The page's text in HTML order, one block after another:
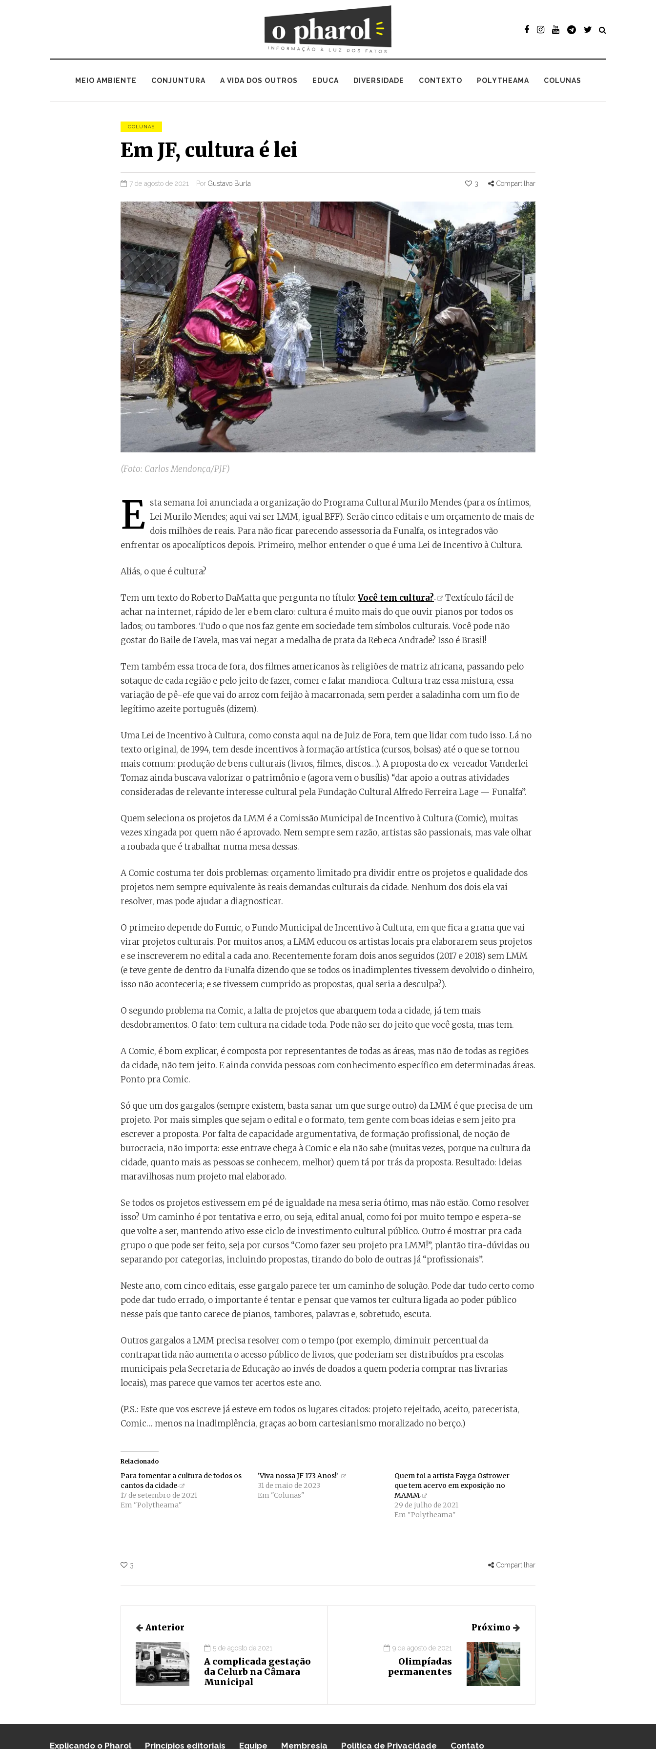
MEIO AMBIENTE CONJUNTURA A VIDA DOS OUTROS EDUCA DIVERSIDADE CONTEXTO POLYTHEAMA COLUNAS
COLUNAS
Em JF, cultura é lei
7 de agosto de 2021 Por Gustavo Burla 3 Compartilhar
(Foto: Carlos Mendonça/PJF)
E sta semana foi anunciada a organização do Programa Cultural Murilo Mendes (para os íntimos,
Lei Murilo Mendes; aqui vai ser LMM, igual BFF). Serão cinco editais e um orçamento de mais de
dois milhões de reais. Para não ficar parecendo assessoria da Funalfa, os integrados vão
enfrentar os apocalípticos depois. Primeiro, melhor entender o que é uma Lei de Incentivo à Cultura.
Aliás, o que é cultura?
Tem um texto do Roberto DaMatta que pergunta no título: Você tem cultura?
Textículo fácil de
achar na internet, rápido de ler e bem claro: cultura é muito mais do que ouvir pianos por todos os
lados; ou tambores. Tudo o que nos faz gente em sociedade tem símbolos culturais. Você pode não
gostar do Baile de Favela, mas vai negar a medalha de prata da Rebeca Andrade? Isso é Brasil!
Tem também essa troca de fora, dos filmes americanos às religiões de matriz africana, passando pelo
sotaque de cada região e pelo jeito de fazer, comer e falar mandioca. Cultura traz essa mistura, essa
variação de pê-efe que vai do arroz com feijão à macarronada, sem perder a saladinha com um fio de
legítimo azeite português (dizem).
Uma Lei de Incentivo à Cultura, como consta aqui na de Juiz de Fora, tem que lidar com tudo isso. Lá no
texto original, de 1994, tem desde incentivos à formação artística (cursos, bolsas) até o que se tornou
mais comum: produção de bens culturais (livros, filmes, discos…). A proposta do ex-vereador Vanderlei
Tomaz ainda buscava valorizar o patrimônio e (agora vem o busílis) “dar apoio a outras atividades
consideradas de relevante interesse cultural pela Fundação Cultural Alfredo Ferreira Lage — Funalfa”.
Quem seleciona os projetos da LMM é a Comissão Municipal de Incentivo à Cultura (Comic), muitas
vezes xingada por quem não é aprovado. Nem sempre sem razão, artistas são passionais, mas vale olhar
a roubada que é trabalhar numa mesa dessas.
A Comic costuma ter dois problemas: orçamento limitado pra dividir entre os projetos e qualidade dos
projetos nem sempre equivalente às reais demandas culturais da cidade. Nenhum dos dois ela vai
resolver, mas pode ajudar a diagnosticar.
O primeiro depende do Fumic, o Fundo Municipal de Incentivo à Cultura, em que fica a grana que vai
virar projetos culturais. Por muitos anos, a LMM educou os artistas locais pra elaborarem seus projetos
e se inscreverem no edital a cada ano. Recentemente foram dois anos seguidos (2017 e 2018) sem LMM
(e teve gente de dentro da Funalfa dizendo que se todos os inadimplentes tivessem devolvido o dinheiro,
isso não aconteceria; e se tivessem cumprido as propostas, qual seria a desculpa?).
O segundo problema na Comic, a falta de projetos que abarquem toda a cidade, já tem mais
desdobramentos. O fato: tem cultura na cidade toda. Pode não ser do jeito que você gosta, mas tem.
A Comic, é bom explicar, é composta por representantes de todas as áreas, mas não de todas as regiões
da cidade, não tem jeito. E ainda convida pessoas com conhecimento específico em determinadas áreas.
Ponto pra Comic.
Só que um dos gargalos (sempre existem, basta sanar um que surge outro) da LMM é que precisa de um
projeto. Por mais simples que sejam o edital e o formato, tem gente com boas ideias e sem jeito pra
escrever a proposta. Por falta de capacidade argumentativa, de formação profissional, de noção de
burocracia, não importa: esse entrave chega à Comic e ela não sabe (muitas vezes, porque na cultura da
cidade, quanto mais as pessoas se conhecem, melhor) quem tá por trás da proposta. Resultado: ideias
maravilhosas num projeto mal elaborado.
Se todos os projetos estivessem em pé de igualdade na mesa seria ótimo, mas não estão. Como resolver
isso? Um caminho é por tentativa e erro, ou seja, edital anual, como foi por muito tempo e espera-se
que volte a ser, mantendo ativo esse ciclo de investimento cultural público. Outro é mostrar pra cada
grupo o que pode ser feito, seja por cursos “Como fazer seu projeto pra LMM!”, plantão tira-dúvidas ou
separando por categorias, incluindo propostas, tirando do bolo de outras já “profissionais”.
Neste ano, com cinco editais, esse gargalo parece ter um caminho de solução. Pode dar tudo certo como
pode dar tudo errado, o importante é tentar e pensar que vamos ter cultura ligada ao poder público
nesse país que tanto carece de pianos, tambores, palavras e, sobretudo, escuta.
Outros gargalos a LMM precisa resolver com o tempo (por exemplo, diminuir percentual da
contrapartida não aumenta o acesso público de livros, que poderiam ser distribuídos pra escolas
municipais pela Secretaria de Educação ao invés de doados a quem poderia comprar nas livrarias
locais), mas parece que vamos ter acertos este ano.
(P.S.: Este que vos escreve já esteve em todos os lugares citados: projeto rejeitado, aceito, parecerista,
Comic… menos na inadimplência, graças ao bom cartesianismo moralizado no berço.)
Relacionado
Para fomentar a cultura de todos os
cantos da cidade
17 de setembro de 2021
Em "Polytheama"
‘Viva nossa JF 173 Anos!’
31 de maio de 2023
Em "Colunas"
Quem foi a artista Fayga Ostrower
que tem acervo em exposição no
MAMM
29 de julho de 2021
Em "Polytheama"
3 Compartilhar
Anterior
5 de agosto de 2021
A complicada gestação
da Celurb na Câmara
Municipal
Próximo
9 de agosto de 2021
Olimpíadas
permanentes
Explicando o Pharol Princípios editoriais Equipe Membresia Política de Privacidade Contato